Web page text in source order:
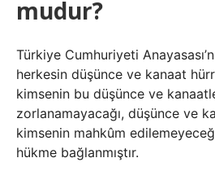
mudur?
Türkiye Cumhuriyeti
herkesin düşünce ve kanaat
kimsenin bu düşünce ve
zorlanamayacağı, düşünce ve
kimsenin mahkûm
hükme bağlanmıştır.